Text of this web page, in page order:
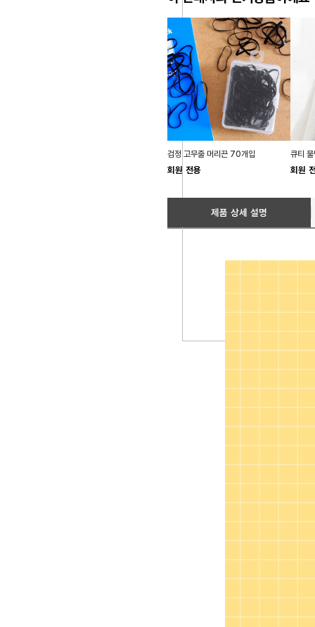
검정 고무줄 머리끈 70개입
회원 전용 회원
제품 상세 설명